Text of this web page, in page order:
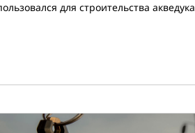
для строительства акведука